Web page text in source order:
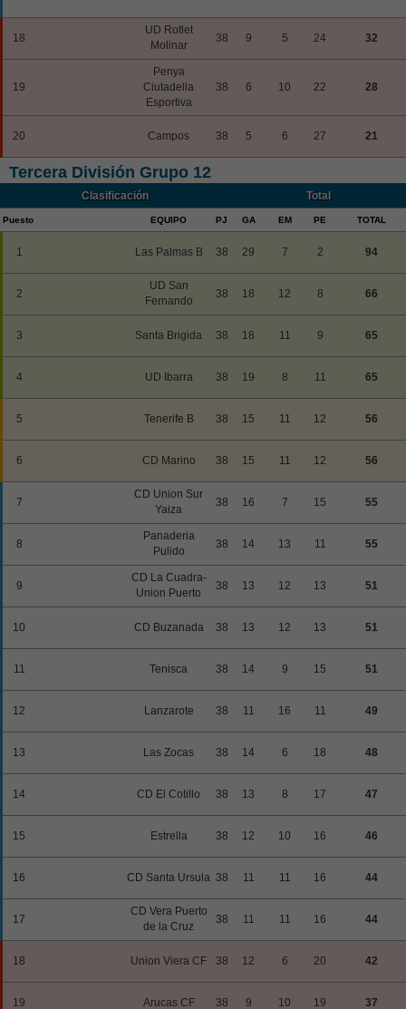
18
UD Rotlet
Molinar
38 9 5 24 32
19
Penya
Ciutadella
Esportiva
38 6 10 22 28
20 Campos 38 5 6 27 21
Tercera División Grupo 12
Clasificación Total
Puesto EQUIPO PJ GA EM PE TOTAL
1 Las Palmas B 38 29 7 2 94
2
UD San
Fernando
38 18 12 8 66
3 Santa Brigida 38 18 11 9 65
4 UD Ibarra 38 19 8 11 65
5 Tenerife B 38 15 11 12 56
6 CD Marino 38 15 11 12 56
7
CD Union Sur
Yaiza
38 16 7 15 55
8
Panaderia
Pulido
38 14 13 11 55
9
CD La Cuadra-
Union Puerto
38 13 12 13 51
10 CD Buzanada 38 13 12 13 51
11 Tenisca 38 14 9 15 51
12 Lanzarote 38 11 16 11 49
13 Las Zocas 38 14 6 18 48
14 CD El Cotillo 38 13 8 17 47
15 Estrella 38 12 10 16 46
16 CD Santa Ursula 38 11 11 16 44
17
CD Vera Puerto
de la Cruz
38 11 11 16 44
18 Union Viera CF 38 12 6 20 42
19 Arucas CF 38 9 10 19 37